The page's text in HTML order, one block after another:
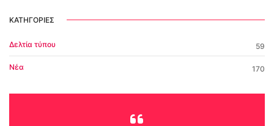
ΚΑΤΗΓΟΡΊΕΣ
Δελτία τύπου 59
Νέα 170